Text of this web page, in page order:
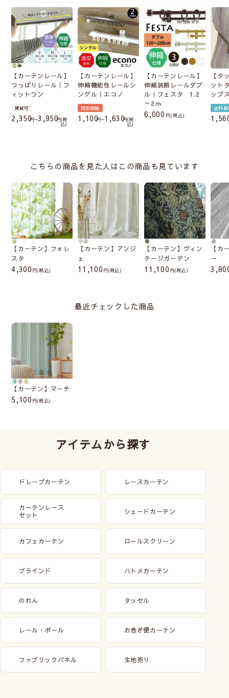
【カーテンレール】
つっぱりレール｜フ
ィットワン
賃貸可
2,350 〜3,950 税
込
【カーテンレール】
伸縮機能性レールシ
ングル｜エコノ
特別価格
1,100 〜1,630 税
込
【カーテンレール】
伸縮装飾レールダブ
ル｜フェスタ 1.2
～2ｍ
6,000 税込
【タ
ット
ップ
送料無
こちらの商品を見た人はこの商品も見ています
【カーテン】フォレ
スタ
4,300 (税込)
【カーテン】アンジ
ェ
11,100 (税込)
【カーテン】ヴィン
テージガーデン
11,100 (税込)
【カ
ー
最近チェックした商品
【カーテン】マーチ
5,100 (税込)
アイテムから探す
ドレープカーテン レースカーテン
カーテンレース
セット
シェードカーテン
カフェカーテン ロールスクリーン
ブラインド ハトメカーテン
のれん タッセル
レール・ポール お急ぎ便カーテン
ファブリックパネル 生地売り